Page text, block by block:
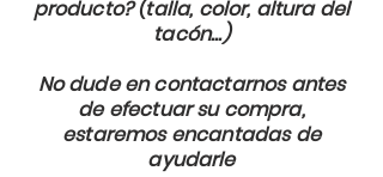
producto? (talla, color, altura del
tacón...)
No dude en contactarnos antes
de efectuar su compra,
estaremos encantadas de
ayudarle